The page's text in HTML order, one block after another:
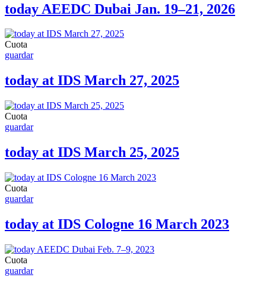
today AEEDC Dubai Jan. 19–21, 2026
Cuota
guardar
today at IDS March 27, 2025
Cuota
guardar
today at IDS March 25, 2025
Cuota
guardar
today at IDS Cologne 16 March 2023
Cuota
guardar